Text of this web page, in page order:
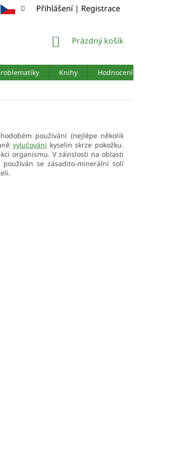
Přihlášení | Registrace
NÁKUPNÍ
Prázdný košík
Knihy
Hodnocení obchodu
používání (nejlépe několik
vylučování kyselin skrze pokožku.
organismu. V závislosti na oblasti
se zásadito-minerální solí